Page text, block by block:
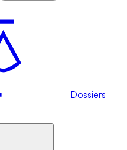
Dossiers